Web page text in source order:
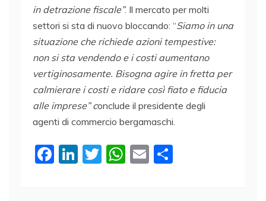
in detrazione fiscale”. Il mercato per molti
settori si sta di nuovo bloccando: “Siamo in una
situazione che richiede azioni tempestive:
non si sta vendendo e i costi aumentano
vertiginosamente. Bisogna agire in fretta per
calmierare i costi e ridare così fiato e fiducia
alle imprese” conclude il presidente degli
agenti di commercio bergamaschi.
F
Li T
W E